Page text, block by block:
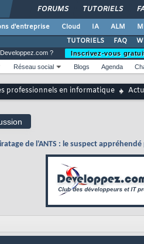
FORUMS TUTORIELS
d'entreprise Cloud IA ALM
TUTORIELS
FAQ
?
Inscrivez-vous
Réseau social Blogs Agenda
professionnels en informatique
de l’ANTS : le suspect